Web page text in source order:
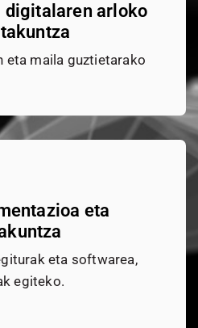
digitalaren arloko
eta maila guztietarako
eta
eta softwarea,
egiteko.